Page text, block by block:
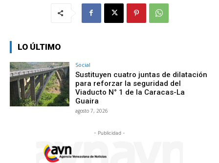
LO ÚLTIMO
Social
Sustituyen cuatro juntas de dilatación
para reforzar la seguridad del
Viaducto N° 1 de la Caracas-La
Guaira
agosto 7, 2026
- Publicidad -